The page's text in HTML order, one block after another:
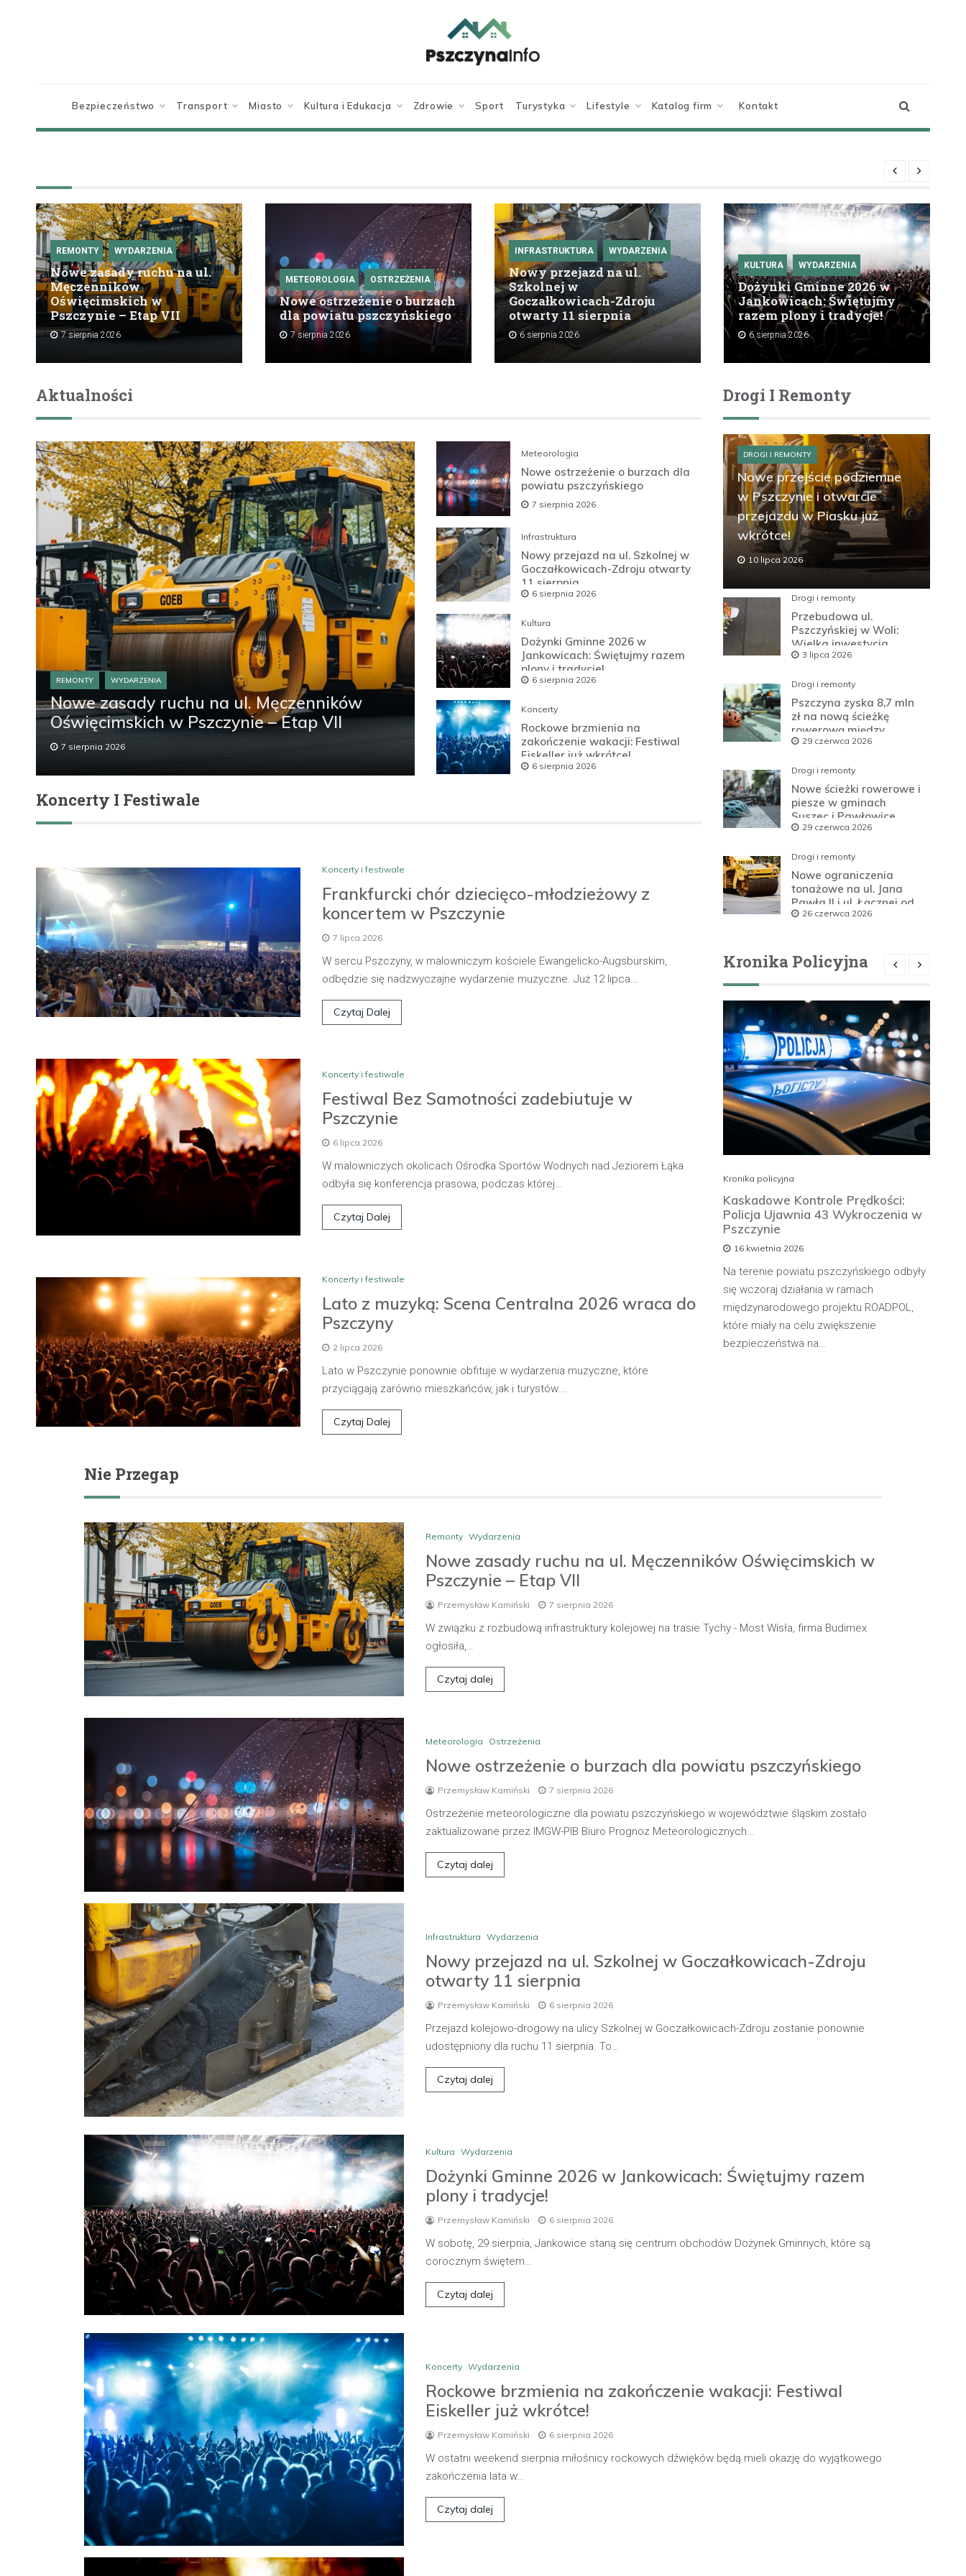
Pszczynie
Bezpieczeństwo Transport Miasto Kultura i Edukacja Zdrowie Sport Turystyka Lifestyle Katalog firm Kontakt
REMONTY WYDARZENIA
Nowe zasady ruchu na ul.
Męczenników
Oświęcimskich w
Pszczynie – Etap VII
7 sierpnia 2026
METEOROLOGIA OSTRZEŻENIA
Nowe ostrzeżenie o burzach
dla powiatu pszczyńskiego
7 sierpnia 2026
INFRASTRUKTURA WYDARZENIA
Nowy przejazd na ul.
Szkolnej w
Goczałkowicach-Zdroju
otwarty 11 sierpnia
6 sierpnia 2026
KULTURA WYDARZENIA
Dożynki Gminne 2026 w
Jankowicach: Świętujmy
razem plony i tradycje!
6 sierpnia 2026
Aktualności
REMONTY WYDARZENIA
Nowe zasady ruchu na ul. Męczenników
Oświęcimskich w Pszczynie – Etap VII
7 sierpnia 2026
Meteorologia
Nowe ostrzeżenie o burzach dla
powiatu pszczyńskiego
7 sierpnia 2026
Infrastruktura
Nowy przejazd na ul. Szkolnej w
Goczałkowicach-Zdroju otwarty
11 sierpnia
6 sierpnia 2026
Kultura
Dożynki Gminne 2026 w
Jankowicach: Świętujmy razem
plony i tradycje!
6 sierpnia 2026
Koncerty
Rockowe brzmienia na
zakończenie wakacji: Festiwal
Eiskeller już wkrótce!
6 sierpnia 2026
Koncerty I Festiwale
Koncerty i festiwale
Frankfurcki chór dziecięco-młodzieżowy z
koncertem w Pszczynie
7 lipca 2026
W sercu Pszczyny, w malowniczym kościele Ewangelicko-Augsburskim,
odbędzie się nadzwyczajne wydarzenie muzyczne. Już 12 lipca…
Czytaj Dalej
Koncerty i festiwale
Festiwal Bez Samotności zadebiutuje w
Pszczynie
6 lipca 2026
W malowniczych okolicach Ośrodka Sportów Wodnych nad Jeziorem Łąka
odbyła się konferencja prasowa, podczas której…
Czytaj Dalej
Koncerty i festiwale
Lato z muzyką: Scena Centralna 2026 wraca do
Pszczyny
2 lipca 2026
Lato w Pszczynie ponownie obfituje w wydarzenia muzyczne, które
przyciągają zarówno mieszkańców, jak i turystów.…
Czytaj Dalej
Drogi I Remonty
DROGI I REMONTY
Nowe przejście podziemne
w Pszczynie i otwarcie
przejazdu w Piasku już
wkrótce!
10 lipca 2026
Drogi i remonty
Przebudowa ul.
Pszczyńskiej w Woli:
Wielka inwestycja
drogowa na horyzoncie
3 lipca 2026
Drogi i remonty
Pszczyna zyska 8,7 mln
zł na nową ścieżkę
rowerową między
zaporami
29 czerwca 2026
Drogi i remonty
Nowe ścieżki rowerowe i
piesze w gminach
Suszec i Pawłowice
dzięki unijnemu wsparciu
29 czerwca 2026
Drogi i remonty
Nowe ograniczenia
tonażowe na ul. Jana
Pawła II i ul. Łącznej od
lipca 2026 roku
26 czerwca 2026
Kronika Policyjna
Kronika policyjna
służbą, zauważył pojazd…
Kronika policyjna
Kaskadowe Kontrole Prędkości:
Policja Ujawnia 43 Wykroczenia w
Pszczynie
16 kwietnia 2026
Na terenie powiatu pszczyńskiego odbyły
się wczoraj działania w ramach
międzynarodowego projektu ROADPOL,
które miały na celu zwiększenie
bezpieczeństwa na…
Nie Przegap
Remonty Wydarzenia
Nowe zasady ruchu na ul. Męczenników Oświęcimskich w
Pszczynie – Etap VII
Przemysław Kamiński 7 sierpnia 2026
W związku z rozbudową infrastruktury kolejowej na trasie Tychy - Most Wisła, firma Budimex
ogłosiła,…
Czytaj dalej
Meteorologia Ostrzeżenia
Nowe ostrzeżenie o burzach dla powiatu pszczyńskiego
Przemysław Kamiński 7 sierpnia 2026
Ostrzeżenie meteorologiczne dla powiatu pszczyńskiego w województwie śląskim zostało
zaktualizowane przez IMGW-PIB Biuro Prognoz Meteorologicznych…
Czytaj dalej
Infrastruktura Wydarzenia
Nowy przejazd na ul. Szkolnej w Goczałkowicach-Zdroju
otwarty 11 sierpnia
Przemysław Kamiński 6 sierpnia 2026
Przejazd kolejowo-drogowy na ulicy Szkolnej w Goczałkowicach-Zdroju zostanie ponownie
udostępniony dla ruchu 11 sierpnia. To…
Czytaj dalej
Kultura Wydarzenia
Dożynki Gminne 2026 w Jankowicach: Świętujmy razem
plony i tradycje!
Przemysław Kamiński 6 sierpnia 2026
W sobotę, 29 sierpnia, Jankowice staną się centrum obchodów Dożynek Gminnych, które są
corocznym świętem…
Czytaj dalej
Koncerty Wydarzenia
Rockowe brzmienia na zakończenie wakacji: Festiwal
Eiskeller już wkrótce!
Przemysław Kamiński 6 sierpnia 2026
W ostatni weekend sierpnia miłośnicy rockowych dźwięków będą mieli okazję do wyjątkowego
zakończenia lata w…
Czytaj dalej